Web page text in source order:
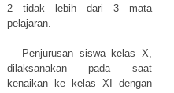
2 tidak lebih dari 3 mata
pelajaran.
Penjurusan siswa kelas X,
dilaksanakan pada saat
kenaikan ke kelas XI dengan